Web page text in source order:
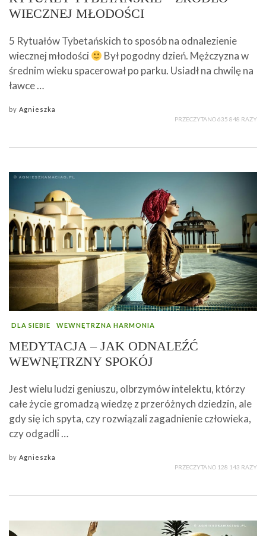
WIECZNEJ MŁODOŚCI
5 Rytuałów Tybetańskich to sposób na odnalezienie
wiecznej młodości
Był pogodny dzień. Mężczyzna w
średnim wieku spacerował po parku. Usiadł na chwilę na
ławce …
by Agnieszka
PRZECZYTANO 635 848 RAZY
DLA SIEBIE WEWNĘTRZNA HARMONIA
MEDYTACJA – JAK ODNALEŹĆ
WEWNĘTRZNY SPOKÓJ
Jest wielu ludzi geniuszu, olbrzymów intelektu, którzy
całe życie gromadzą wiedzę z przeróżnych dziedzin, ale
gdy się ich spyta, czy rozwiązali zagadnienie człowieka,
czy odgadli …
by Agnieszka
PRZECZYTANO 128 143 RAZY